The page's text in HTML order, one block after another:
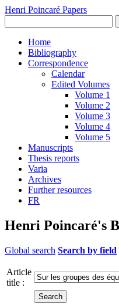
Henri Poincaré Papers
Home
Bibliography
Correspondence
Calendar
Edited Volumes
Volume 1
Volume 2
Volume 3
Volume 4
Volume 5
Manuscripts
Thesis reports
Varia
Archives
Further resources
FR
Henri Poincaré's
Global search Search by field
Article
title :